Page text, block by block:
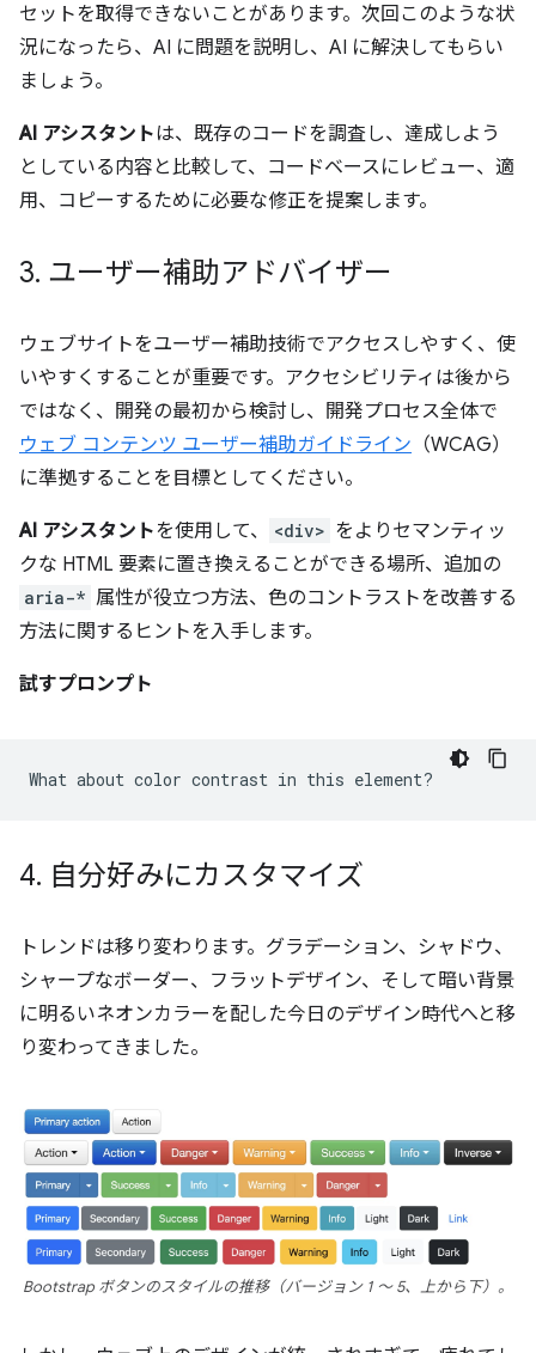
セットを取得できないことがあります。次回このような状
況になったら、AI に問題を説明し、AI に解決してもらい
ましょう。
AI アシスタントは、既存のコードを調査し、達成しよう
としている内容と比較して、コードベースにレビュー、適
用、コピーするために必要な修正を提案します。
3. ユーザー補助アドバイザー
ウェブサイトをユーザー補助技術でアクセスしやすく、使
いやすくすることが重要です。アクセシビリティは後から
ではなく、開発の最初から検討し、開発プロセス全体で
ウェブ コンテンツ ユーザー補助ガイドライン （WCAG）
に準拠することを目標としてください。
AI アシスタントを使用して、 <div> をよりセマンティッ
クな HTML 要素に置き換えることができる場所、追加の
aria-* 属性が役立つ方法、色のコントラストを改善する
方法に関するヒントを入手します。
試すプロンプト
4. 自分好みにカスタマイズ
トレンドは移り変わります。グラデーション、シャドウ、
シャープなボーダー、フラットデザイン、そして暗い背景
に明るいネオンカラーを配した今日のデザイン時代へと移
り変わってきました。
Bootstrap ボタンのスタイルの推移（バージョン 1 ～ 5、上から下）。